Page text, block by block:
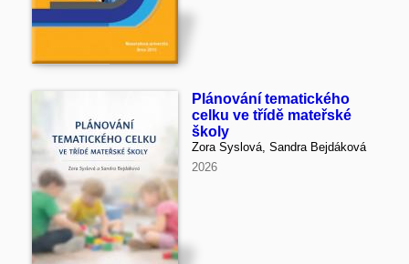
Plánování tematického
celku ve třídě mateřské
školy
Zora Syslová, Sandra Bejdáková
2026